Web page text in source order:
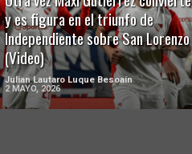
y es figura en el triunfo de
Independiente sobre San Lorenzo
(Video)
Julian Lautaro Luque Besoaín
2 MAYO, 2026